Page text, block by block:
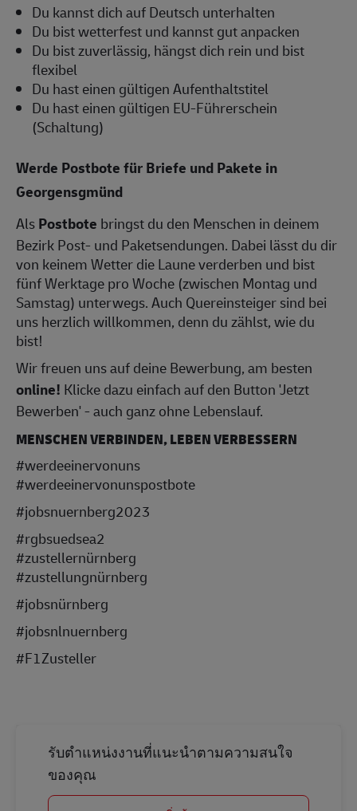
Du kannst dich auf Deutsch unterhalten
Du bist wetterfest und kannst gut anpacken
Du bist zuverlässig, hängst dich rein und bist
flexibel
Du hast einen gültigen Aufenthaltstitel
Du hast einen gültigen EU-Führerschein
(Schaltung)
Werde Postbote für Briefe und Pakete in
Georgensgmünd
AlsPostbote bringst du den Menschen in deinem
Bezirk Post- und Paketsendungen. Dabei lässt du dir
von keinem Wetter die Laune verderben und bist
fünf Werktage pro Woche (zwischen Montag und
Samstag) unterwegs. Auch Quereinsteiger sind bei
uns herzlich willkommen, denn du zählst, wie du
bist!
Wir freuen uns auf deine Bewerbung, am besten
online! Klicke dazu einfach auf den Button 'Jetzt
Bewerben' - auch ganz ohne Lebenslauf.
MENSCHEN VERBINDEN, LEBEN VERBESSERN
#werdeeinervonuns
#werdeeinervonunspostbote
#jobsnuernberg2023
#rgbsuedsea2
#zustellernürnberg
#zustellungnürnberg
#jobsnürnberg
#jobsnlnuernberg
#F1Zusteller
รับตำแหน่งงานที่แนะนำตามความสนใจ
ของคุณ